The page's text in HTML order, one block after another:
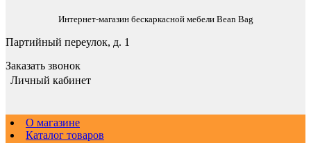
Интернет-магазин бескаркасной мебели Bean Bag
Партийный переулок, д. 1
Заказать звонок
Личный кабинет
О магазине
Каталог товаров